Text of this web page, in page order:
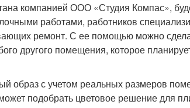
компанией ООО «Студия Компас»,
работами, работников
ремонт. С ее помощью можно
другого помещения, которое
образ с учетом реальных размеров
подобрать цветовое решение для